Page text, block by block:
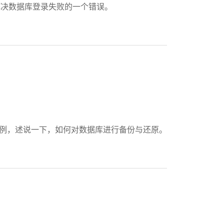
数据库登录失败的一个错误。
，述说一下，如何对数据库进行备份与还原。